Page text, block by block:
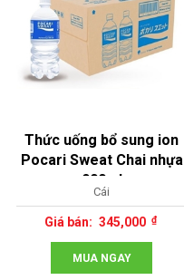
Thức uống bổ sung ion
Pocari Sweat Chai nhựa
900ml
Cái
345,000
MUA NGAY